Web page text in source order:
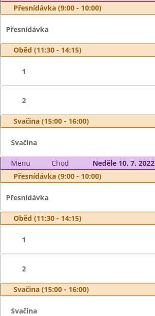
Přesnídávka (9:00 - 10:00)
Přesnídávka
Oběd (11:30 - 14:15)
1
2
Svačina (15:00 - 16:00)
Svačina
Menu Chod
Neděle 10. 7. 2022
Přesnídávka (9:00 - 10:00)
Přesnídávka
Oběd (11:30 - 14:15)
1
2
Svačina (15:00 - 16:00)
Svačina